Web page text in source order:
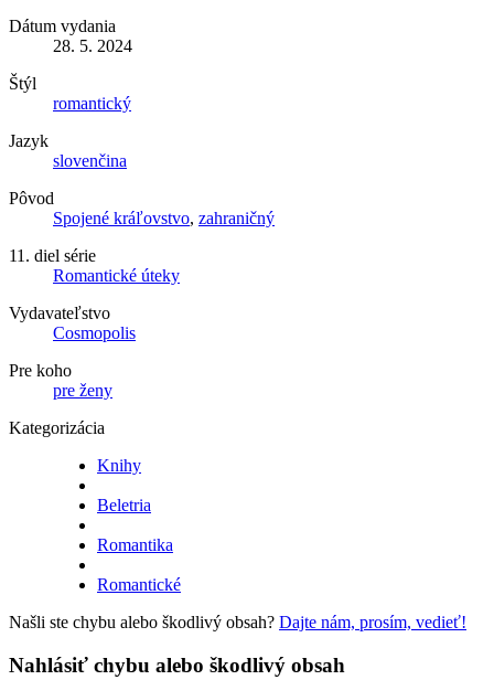
Dátum vydania
28. 5. 2024
Štýl
romantický
Jazyk
slovenčina
Pôvod
Spojené kráľovstvo, zahraničný
11. diel série
Romantické úteky
Vydavateľstvo
Cosmopolis
Pre koho
pre ženy
Kategorizácia
Knihy
Beletria
Romantika
Romantické
Našli ste chybu alebo škodlivý obsah? Dajte nám, prosím, vedieť!
Nahlásiť chybu alebo škodlivý obsah